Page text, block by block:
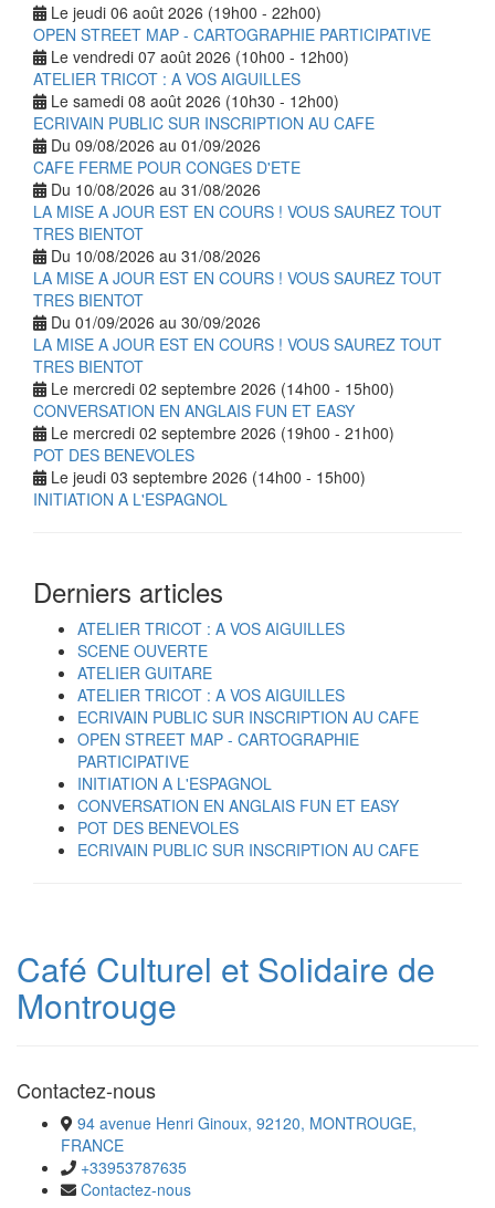
Le jeudi 06 août 2026 (19h00 - 22h00)
OPEN STREET MAP - CARTOGRAPHIE PARTICIPATIVE
Le vendredi 07 août 2026 (10h00 - 12h00)
ATELIER TRICOT : A VOS AIGUILLES
Le samedi 08 août 2026 (10h30 - 12h00)
ECRIVAIN PUBLIC SUR INSCRIPTION AU CAFE
Du 09/08/2026 au 01/09/2026
CAFE FERME POUR CONGES D'ETE
Du 10/08/2026 au 31/08/2026
LA MISE A JOUR EST EN COURS ! VOUS SAUREZ TOUT
TRES BIENTOT
Du 10/08/2026 au 31/08/2026
LA MISE A JOUR EST EN COURS ! VOUS SAUREZ TOUT
TRES BIENTOT
Du 01/09/2026 au 30/09/2026
LA MISE A JOUR EST EN COURS ! VOUS SAUREZ TOUT
TRES BIENTOT
Le mercredi 02 septembre 2026 (14h00 - 15h00)
CONVERSATION EN ANGLAIS FUN ET EASY
Le mercredi 02 septembre 2026 (19h00 - 21h00)
POT DES BENEVOLES
Le jeudi 03 septembre 2026 (14h00 - 15h00)
INITIATION A L'ESPAGNOL
Derniers articles
ATELIER TRICOT : A VOS AIGUILLES
SCENE OUVERTE
ATELIER GUITARE
ATELIER TRICOT : A VOS AIGUILLES
ECRIVAIN PUBLIC SUR INSCRIPTION AU CAFE
OPEN STREET MAP - CARTOGRAPHIE
PARTICIPATIVE
INITIATION A L'ESPAGNOL
CONVERSATION EN ANGLAIS FUN ET EASY
POT DES BENEVOLES
ECRIVAIN PUBLIC SUR INSCRIPTION AU CAFE
Café Culturel et Solidaire de
Montrouge
Contactez-nous
94 avenue Henri Ginoux, 92120, MONTROUGE,
FRANCE
+33953787635
Contactez-nous